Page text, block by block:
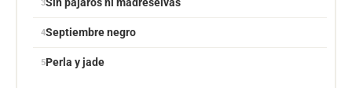
Septiembre negro
Perla y jade